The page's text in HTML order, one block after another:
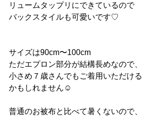
リュームタップリにできているので
バックスタイルも可愛いです♡
サイズは90cm〜100cm
ただエプロン部分が結構長めなので、
小さめ７歳さんでもご着用いただける
かもしれません☺︎
普通のお被布と比べて暑くないので、